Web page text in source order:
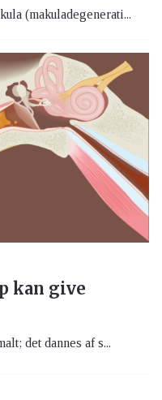
(makuladegenerati...
kan give
det dannes af s...